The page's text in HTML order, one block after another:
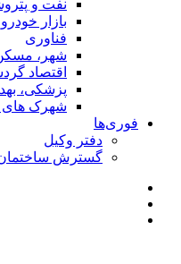
نفت و
بازار خودرو
فناوری
شهر،
اقتصاد
پزشکی،
شهرک های
فوری‌ها
دفتر وکیل
گسترش